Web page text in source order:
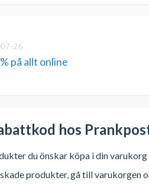
26
på allt online
hos
du önskar köpa i din
produkter, gå till varukorgen